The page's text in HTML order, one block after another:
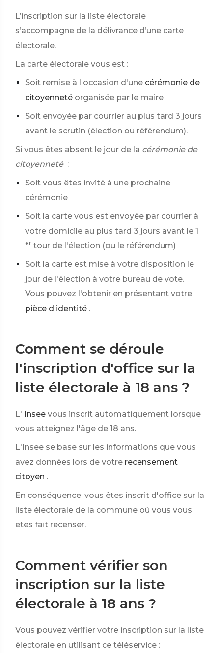
L’inscription sur la liste électorale
s’accompagne de la délivrance d’une carte
électorale.
La carte électorale vous est :
Soit remise à l'occasion d'une cérémonie de
citoyenneté organisée par le maire
Soit envoyée par courrier au plus tard 3 jours
avant le scrutin (élection ou référendum).
Si vous êtes absent le jour de la cérémonie de
citoyenneté :
Soit vous êtes invité à une prochaine
cérémonie
Soit la carte vous est envoyée par courrier à
votre domicile au plus tard 3 jours avant le 1
er tour de l'élection (ou le référendum)
Soit la carte est mise à votre disposition le
jour de l'élection à votre bureau de vote.
Vous pouvez l'obtenir en présentant votre
pièce d'identité .
Comment se déroule
l'inscription d'office sur la
liste électorale à 18 ans ?
L' Insee vous inscrit automatiquement lorsque
vous atteignez l'âge de 18 ans.
L'Insee se base sur les informations que vous
avez données lors de votre recensement
citoyen .
En conséquence, vous êtes inscrit d'office sur la
liste électorale de la commune où vous vous
êtes fait recenser.
Comment vérifier son
inscription sur la liste
électorale à 18 ans ?
Vous pouvez vérifier votre inscription sur la liste
électorale en utilisant ce téléservice :